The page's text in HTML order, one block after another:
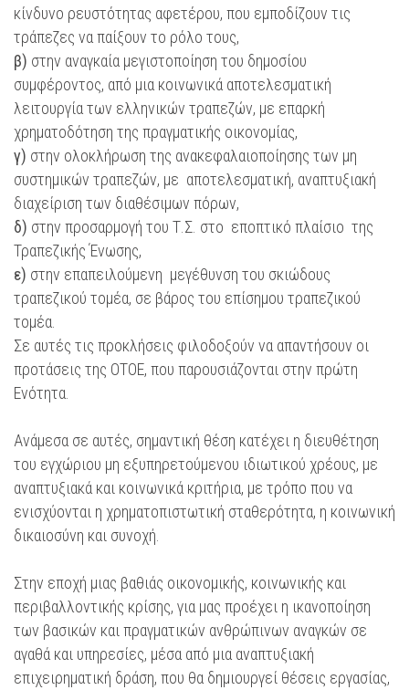
κίνδυνο ρευστότητας αφετέρου, που εμποδίζουν τις
τράπεζες να παίξουν το ρόλο τους,
β) στην αναγκαία μεγιστοποίηση του δημοσίου
συμφέροντος, από μια κοινωνικά αποτελεσματική
λειτουργία των ελληνικών τραπεζών, με επαρκή
χρηματοδότηση της πραγματικής οικονομίας,
γ) στην ολοκλήρωση της ανακεφαλαιοποίησης των μη
συστημικών τραπεζών, με αποτελεσματική, αναπτυξιακή
διαχείριση των διαθέσιμων πόρων,
δ) στην προσαρμογή του Τ.Σ. στο εποπτικό πλαίσιο της
Τραπεζικής Ένωσης,
ε) στην επαπειλούμενη μεγέθυνση του σκιώδους
τραπεζικού τομέα, σε βάρος του επίσημου τραπεζικού
τομέα.
Σε αυτές τις προκλήσεις φιλοδοξούν να απαντήσουν οι
προτάσεις της ΟΤΟΕ, που παρουσιάζονται στην πρώτη
Ενότητα.
Ανάμεσα σε αυτές, σημαντική θέση κατέχει η διευθέτηση
του εγχώριου μη εξυπηρετούμενου ιδιωτικού χρέους, με
αναπτυξιακά και κοινωνικά κριτήρια, με τρόπο που να
ενισχύονται η χρηματοπιστωτική σταθερότητα, η κοινωνική
δικαιοσύνη και συνοχή.
Στην εποχή μιας βαθιάς οικονομικής, κοινωνικής και
περιβαλλοντικής κρίσης, για μας προέχει η ικανοποίηση
των βασικών και πραγματικών ανθρώπινων αναγκών σε
αγαθά και υπηρεσίες, μέσα από μια αναπτυξιακή
επιχειρηματική δράση, που θα δημιουργεί θέσεις εργασίας,